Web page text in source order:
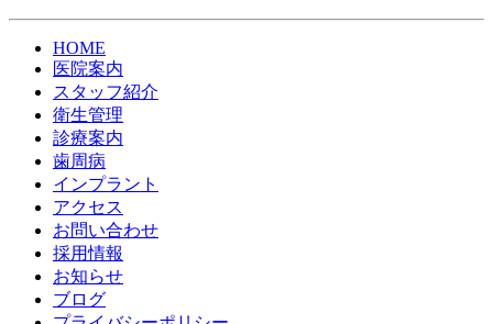
HOME
医院案内
スタッフ紹介
衛生管理
診療案内
歯周病
インプラント
アクセス
お問い合わせ
採用情報
お知らせ
ブログ